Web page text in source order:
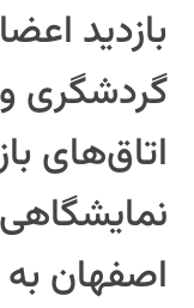
بازدید
گردشگری
اتاق‌های
اصفهان